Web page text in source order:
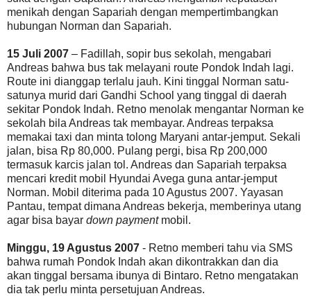
menikah dengan Sapariah dengan mempertimbangkan
hubungan Norman dan Sapariah.
15 Juli 2007 – Fadillah, sopir bus sekolah, mengabari
Andreas bahwa bus tak melayani route Pondok Indah lagi.
Route ini dianggap terlalu jauh. Kini tinggal Norman satu-
satunya murid dari Gandhi School yang tinggal di daerah
sekitar Pondok Indah. Retno menolak mengantar Norman ke
sekolah bila Andreas tak membayar. Andreas terpaksa
memakai taxi dan minta tolong Maryani antar-jemput. Sekali
jalan, bisa Rp 80,000. Pulang pergi, bisa Rp 200,000
termasuk karcis jalan tol. Andreas dan Sapariah terpaksa
mencari kredit mobil Hyundai Avega guna antar-jemput
Norman. Mobil diterima pada 10 Agustus 2007. Yayasan
Pantau, tempat dimana Andreas bekerja, memberinya utang
agar bisa bayar down paymentmobil.
Minggu, 19 Agustus 2007 - Retno memberi tahu via SMS
bahwa rumah Pondok Indah akan dikontrakkan dan dia
akan tinggal bersama ibunya di Bintaro. Retno mengatakan
dia tak perlu minta persetujuan Andreas.